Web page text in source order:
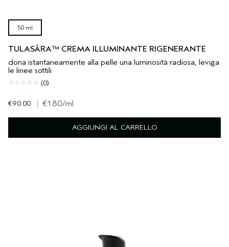
50 ml
TULASĀRA™ CREMA ILLUMINANTE RIGENERANTE
dona istantaneamente alla pelle una luminosità radiosa, leviga
le linee sottili
(0)
€90.00 | €1.80/ml
AGGIUNGI AL CARRELLO